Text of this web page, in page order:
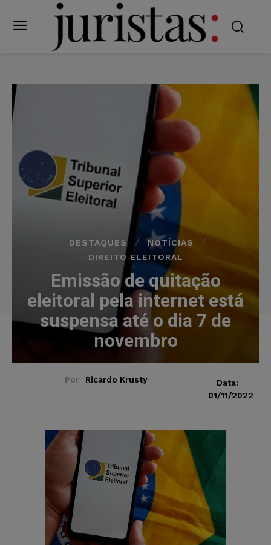
DESTAQUES
NOTÍCIAS
DIREITO ELEITORAL
Emissão de quitação
eleitoral pela internet está
suspensa até o dia 7 de
novembro
Por Ricardo Krusty
Data:
01/11/2022